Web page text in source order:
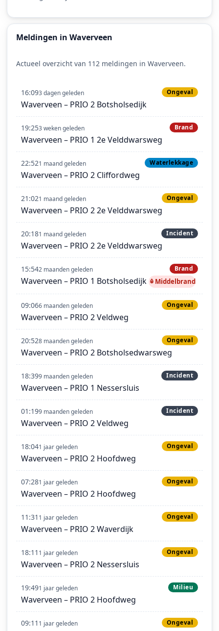
Meldingen in Waverveen
Actueel overzicht van 112 meldingen in Waverveen.
16:093 dagen geleden Ongeval
Waverveen – PRIO 2 Botsholsedijk
19:253 weken geleden Brand
Waverveen – PRIO 1 2e Velddwarsweg
22:521 maand geleden Waterlekkage
Waverveen – PRIO 2 Cliffordweg
21:021 maand geleden Ongeval
Waverveen – PRIO 2 2e Velddwarsweg
20:181 maand geleden Incident
Waverveen – PRIO 2 2e Velddwarsweg
15:542 maanden geleden Brand
Waverveen – PRIO 1 Botsholsedijk Middelbrand
09:066 maanden geleden Ongeval
Waverveen – PRIO 2 Veldweg
20:528 maanden geleden Ongeval
Waverveen – PRIO 2 Botsholsedwarsweg
18:399 maanden geleden Incident
Waverveen – PRIO 1 Nessersluis
01:199 maanden geleden Incident
Waverveen – PRIO 2 Veldweg
18:041 jaar geleden Ongeval
Waverveen – PRIO 2 Hoofdweg
07:281 jaar geleden Ongeval
Waverveen – PRIO 2 Hoofdweg
11:31 1 jaar geleden Ongeval
Waverveen – PRIO 2 Waverdijk
18:11 1 jaar geleden Ongeval
Waverveen – PRIO 2 Nessersluis
19:491 jaar geleden Milieu
Waverveen – PRIO 2 Hoofdweg
09:11 1 jaar geleden Ongeval